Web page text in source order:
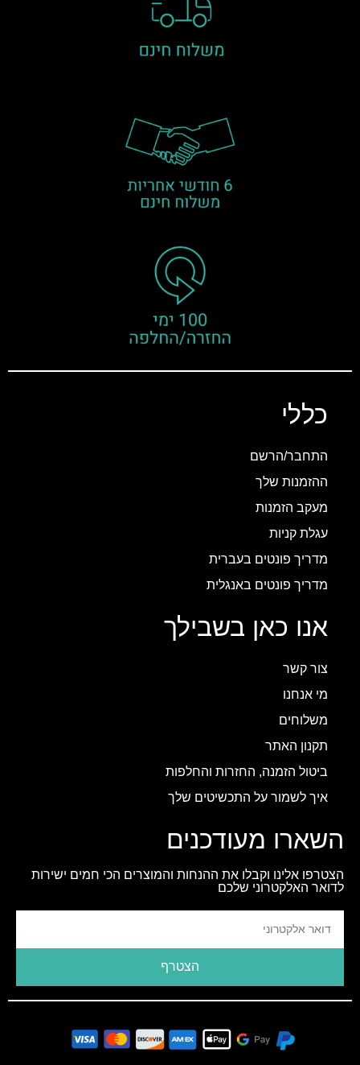
כללי
התחבר/הרשם
ההזמנות שלך
מעקב הזמנות
עגלת קניות
מדריך פונטים בעברית
מדריך פונטים באנגלית
אנו כאן בשבילך
צור קשר
מי אנחנו
משלוחים
תקנון האתר
ביטול הזמנה, החזרות והחלפות
איך לשמור על התכשיטים שלך
השארו מעודכנים
הצטרפו אלינו וקבלו את ההנחות והמוצרים הכי חמים ישירות
לדואר האלקטרוני שלכם
הצטרף